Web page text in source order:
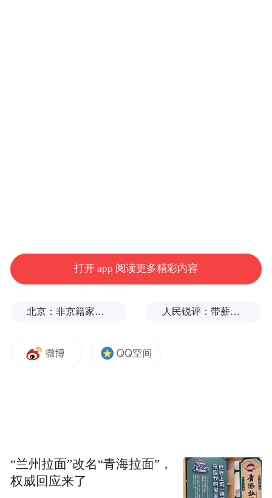
打开 app 阅读更多精彩内容
北京：非京籍家庭购房社保个税缴纳年限下调为1年 人民锐评：带薪休假落地，也是一种竞争力
“兰州拉面”改名“青海拉面”，
权威回应来了